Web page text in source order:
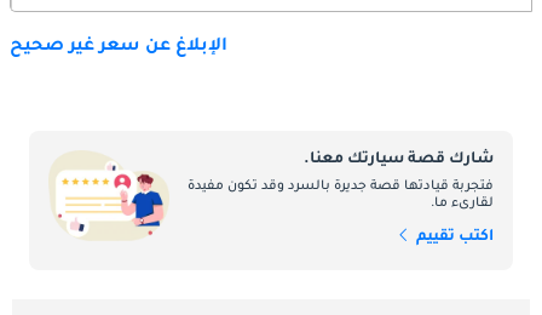
الإبلاغ عن سعر غير صحيح
شارك قصة سيارتك معنا.
فتجربة قيادتها قصة جديرة بالسرد وقد تكون مفيدة
لقارىء ما.
اكتب تقييم